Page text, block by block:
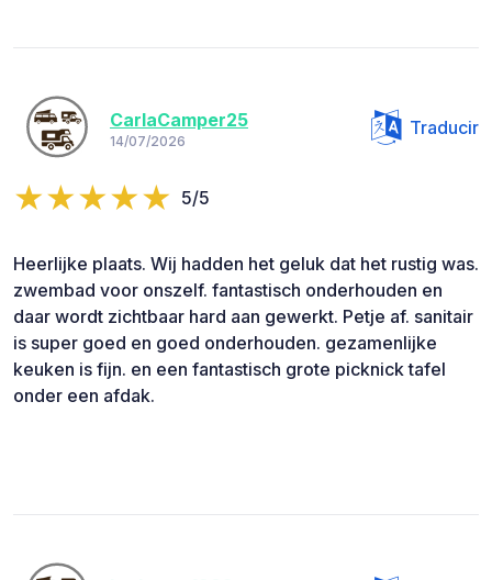
CarlaCamper25
14/07/2026
Traducir
5/5
Heerlijke plaats. Wij hadden het geluk dat het rustig was.
zwembad voor onszelf. fantastisch onderhouden en
daar wordt zichtbaar hard aan gewerkt. Petje af. sanitair
is super goed en goed onderhouden. gezamenlijke
keuken is fijn. en een fantastisch grote picknick tafel
onder een afdak.